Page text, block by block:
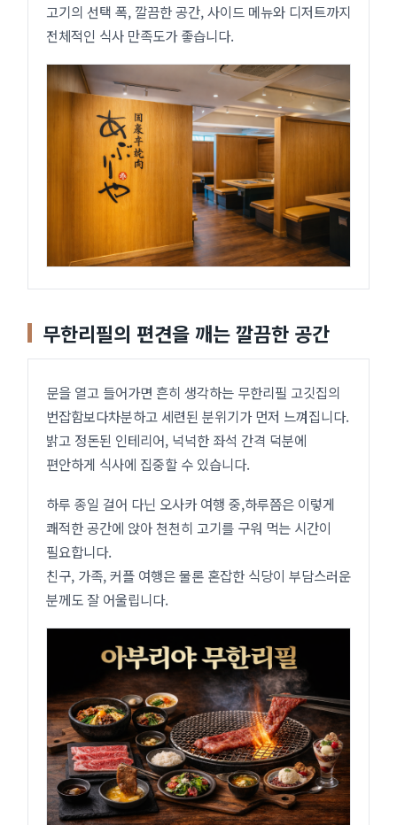
고기의 선택 폭, 깔끔한 공간, 사이드 메뉴와 디저트까지
전체적인 식사 만족도가 좋습니다.
무한리필의 편견을 깨는 깔끔한 공간
문을 열고 들어가면 흔히 생각하는 무한리필 고깃집의
번잡함보다차분하고 세련된 분위기가 먼저 느껴집니다.
밝고 정돈된 인테리어, 넉넉한 좌석 간격 덕분에
편안하게 식사에 집중할 수 있습니다.
하루 종일 걸어 다닌 오사카 여행 중,하루쯤은 이렇게
쾌적한 공간에 앉아 천천히 고기를 구워 먹는 시간이
필요합니다.
친구, 가족, 커플 여행은 물론 혼잡한 식당이 부담스러운
분께도 잘 어울립니다.